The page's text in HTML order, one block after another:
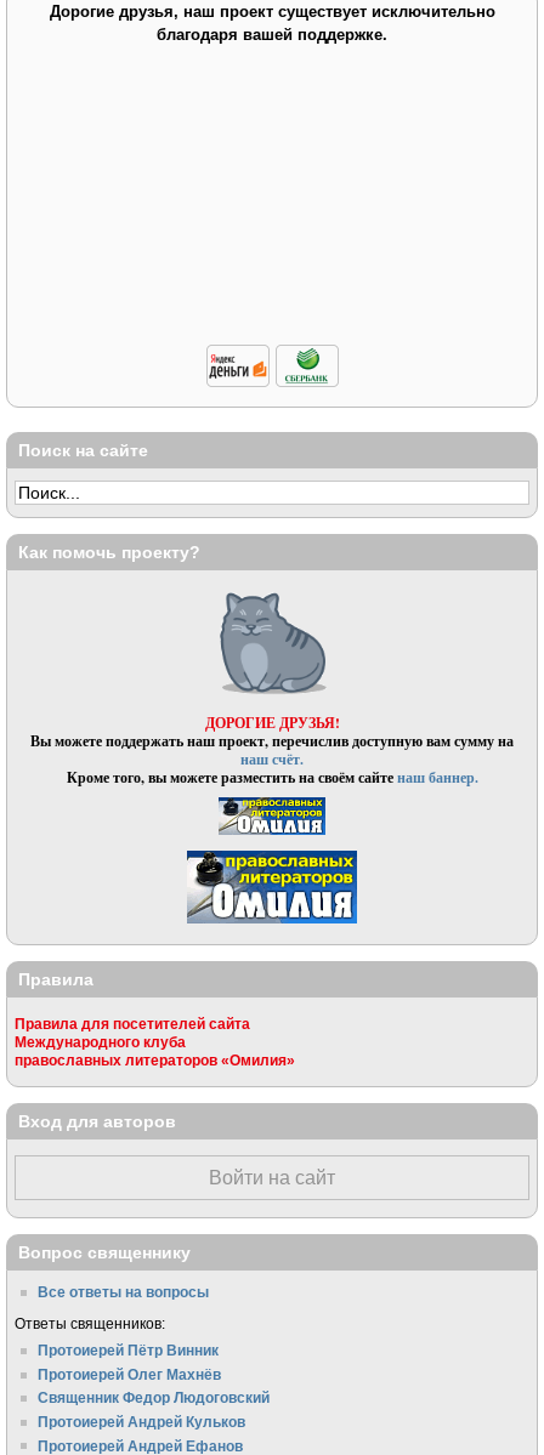
Дорогие друзья, наш проект существует исключительно
благодаря вашей поддержке.
Поиск на сайте
Как помочь проекту?
ДОРОГИЕ ДРУЗЬЯ!
Вы можете поддержать наш проект, перечислив доступную вам сумму на
наш счёт.
Кроме того, вы можете разместить на своём сайтенаш баннер.
Правила
Правила для посетителей сайта
Международного клуба
православных литераторов «Омилия»
Вход для авторов
Войти на сайт
Вопрос священнику
Все ответы на вопросы
Ответы священников:
Протоиерей Пётр Винник
Протоиерей Олег Махнёв
Священник Федор Людоговский
Протоиерей Андрей Кульков
Протоиерей Андрей Ефанов